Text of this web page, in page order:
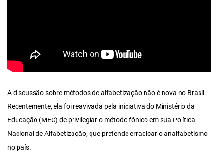
A discussão sobre métodos de alfabetização não é nova no Brasil.
Recentemente, ela foi reavivada pela iniciativa do Ministério da
Educação (MEC) de privilegiar o método fônico em sua Política
Nacional de Alfabetização, que pretende erradicar o analfabetismo
no país.